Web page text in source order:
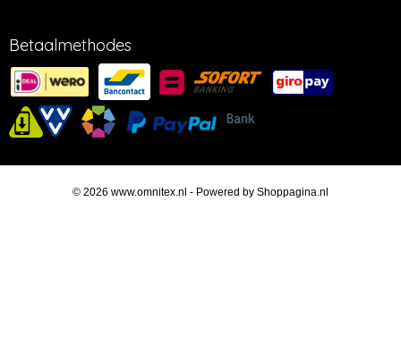
Betaalmethodes
© 2026 www.omnitex.nl - Powered by Shoppagina.nl